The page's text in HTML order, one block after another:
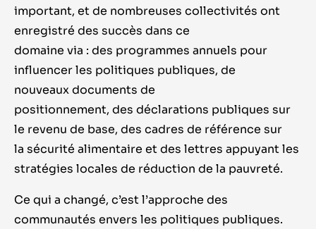
important, et de nombreuses collectivités ont
enregistré des succès dans ce
domaine via : des programmes annuels pour
influencer les politiques publiques, de
nouveaux documents de
positionnement, des déclarations publiques sur
le revenu de base, des cadres de référence sur
la sécurité alimentaire et des lettres appuyant les
stratégies locales de réduction de la pauvreté.
Ce qui a changé, c’est l’approche des
communautés envers les politiques publiques.